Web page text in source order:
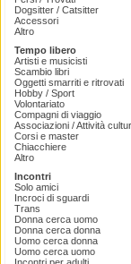
Dogsitter / Catsitter
Accessori
Altro
Tempo libero
Artisti e musicisti
Scambio libri
Oggetti smarriti e ritrovati
Hobby / Sport
Volontariato
Compagni di viaggio
Associazioni / Attività
Corsi e master
Chiacchiere
Altro
Incontri
Solo amici
Incroci di sguardi
Trans
Donna cerca uomo
Donna cerca donna
Uomo cerca donna
Uomo cerca uomo